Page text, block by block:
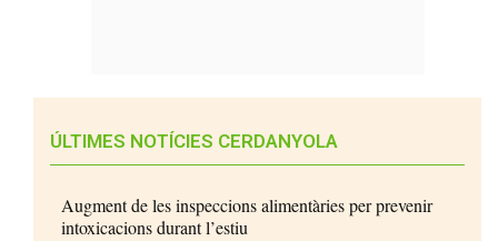
ÚLTIMES NOTÍCIES CERDANYOLA
Augment de les inspeccions alimentàries per prevenir
intoxicacions durant l’estiu